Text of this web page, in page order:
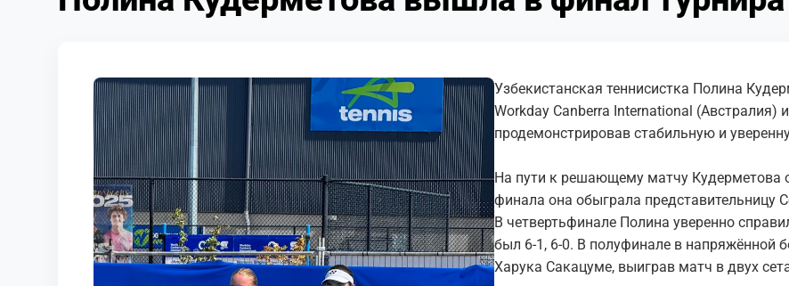
НОВОСТИ
ДОКУМЕНТЫ
ПЕРСОНАЛИИ
Узбекистанская теннисистка Полина
Workday Canberra International (Австралия)
продемонстрировав стабильную и
На пути к решающему матчу Кудерметова
финала она обыграла представительницу
В четвертьфинале Полина уверенно
был 6-1, 6-0. В полуфинале в напряжённой
Харука Сакацуме, выиграв матч в двух